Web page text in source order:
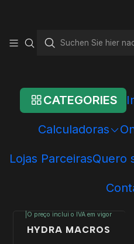
CATEGORIES
Calculadoras
Lojas ParceirasQuero
Hydra -
Here you can find all our products
Wouldn't a pack be better value for
Fertilization
-10%
AUS
O preço inclui o IVA em vigor
HYDRA MACROS